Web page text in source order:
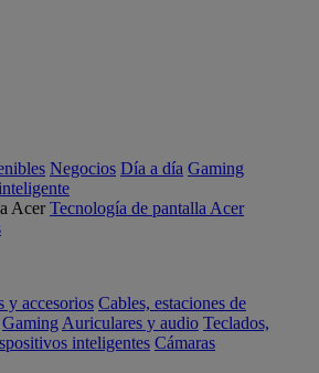
Negocios Día a día Gaming
Tecnología de pantalla Acer
y accesorios Cables, estaciones de
Gaming Auriculares y audio Teclados,
inteligentes Cámaras